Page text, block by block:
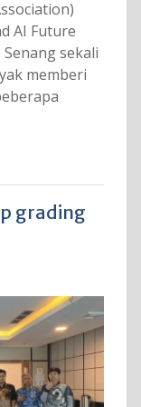
AI Future
sekali
memberi
grading